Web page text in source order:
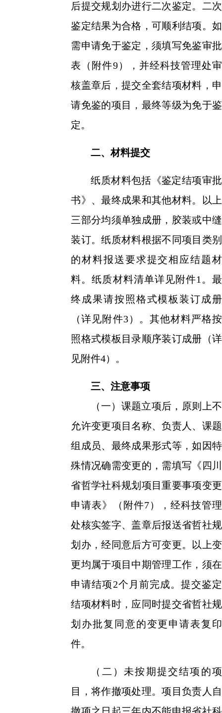
后提交规划办进行二次鉴定。二次
鉴定结果为合格，可顺利结项。如
需申请免于鉴定，须填写免鉴审批
表（附件9），并经科技管理处审
核盖章后，提交全套结项材料，申
请免鉴的项目，最终等级为免于鉴
定。
二、材料提交
纸质材料包括《鉴定结项审批
书》、最终成果和其他材料。以上
三部分均须单独成册，胶装或中缝
装订。纸质材料根据不同项目类别
的材料报送要求提交相应结题材
料。纸质材料清单详见附件1。最
终成果请按照格式模板装订成册
（详见附件3）。其他材料严格按
照格式模板目录顺序装订成册（详
见附件4）。
三、注意事项
（一）课题立项后，原则上不
允许变更项目名称、负责人、课题
组成员、最终成果形式等，如因特
殊情况确需变更的，需填写《四川
省哲学社科规划项目重要事项变更
申请表》（附件7），经科技管理
处核实签字、盖章后报送省哲社规
划办，经同意后方可变更。以上变
更均属于项目中期管理工作，须在
申请结项2个月前完成。提交鉴定
结项材料时，应同时提交省哲社规
划办批复同意的变更申请表复印
件。
（二）未按期提交结项的项
目，将作撤项处理。项目负责人自